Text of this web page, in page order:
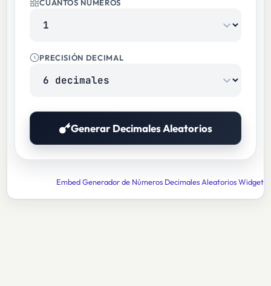
CUÁNTOS NÚMEROS
PRECISIÓN DECIMAL
Generar Decimales Aleatorios
Embed Generador de Números Decimales Aleatorios Widget